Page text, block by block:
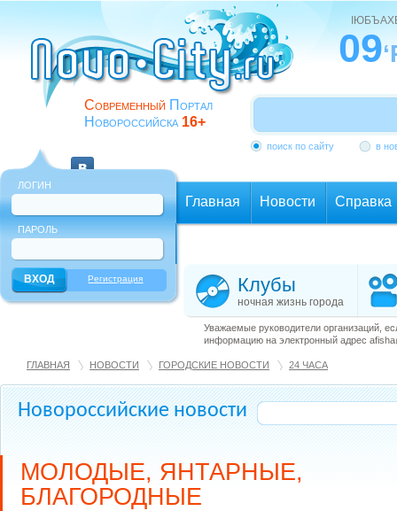
Современный Портал
Новороссийска 16+
09
поиск по сайту в
ЛОГИН
ПАРОЛЬ
Регистрация
Главная Новости Справка
Клубы
ночная жизнь города
Уважаемые руководители организаций,
информацию на электронный адрес
ГЛАВНАЯ НОВОСТИ ГОРОДСКИЕ НОВОСТИ 24 ЧАСА
Новороссийские новости
МОЛОДЫЕ, ЯНТАРНЫЕ,
БЛАГОРОДНЫЕ